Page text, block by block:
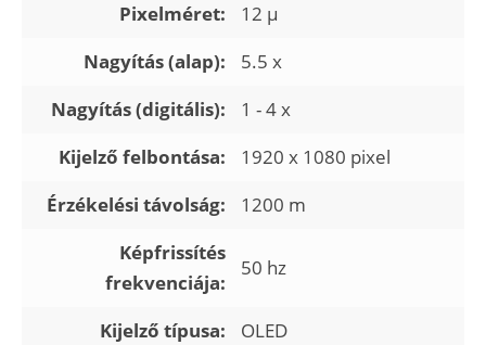
Pixelméret:
12 µ
Nagyítás (alap):
5.5 x
Nagyítás (digitális):
1 - 4 x
Kijelző felbontása:
1920 x 1080 pixel
Érzékelési távolság:
1200 m
Képfrissítés
frekvenciája:
50 hz
Kijelző típusa:
OLED